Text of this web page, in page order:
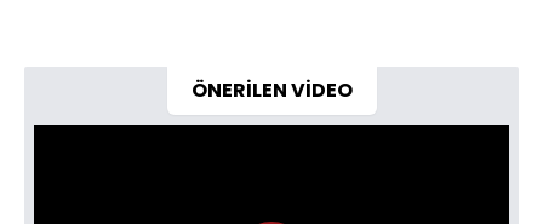
ÖNERİLEN VİDEO